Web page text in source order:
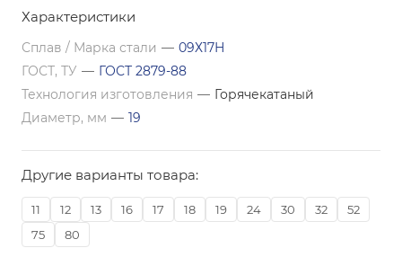
Характеристики
Сплав / Марка стали — 09Х17Н
ГОСТ, ТУ — ГОСТ 2879-88
Технология изготовления — Горячекатаный
Диаметр, мм — 19
Другие варианты товара:
11 12 13 16 17 18 19 24 30 32
52
75
80